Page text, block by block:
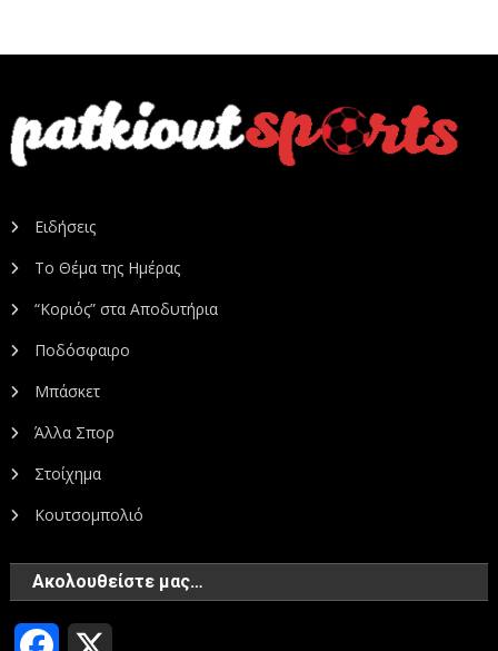
Ειδήσεις
Το Θέμα της Ημέρας
“Κοριός” στα Αποδυτήρια
Ποδόσφαιρο
Μπάσκετ
Άλλα Σπορ
Στοίχημα
Κουτσομπολιό
Ακολουθείστε μας…
Facebook